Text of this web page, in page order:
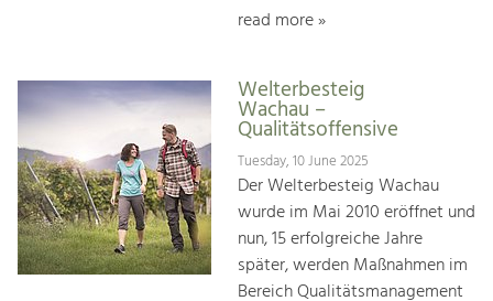
read more »
Welterbesteig
Wachau –
Qualitätsoffensive
Tuesday, 10 June 2025
Der Welterbesteig Wachau
wurde im Mai 2010 eröffnet und
nun, 15 erfolgreiche Jahre
später, werden Maßnahmen im
Bereich Qualitätsmanagement